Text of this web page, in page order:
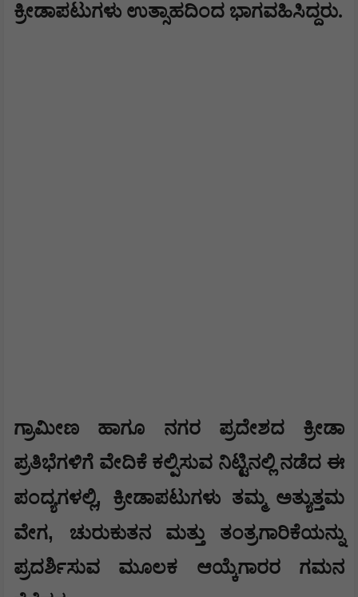
ಕ್ರೀಡಾಪಟುಗಳು ಉತ್ಸಾಹದಿಂದ ಭಾಗವಹಿಸಿದ್ದರು.
​ಗ್ರಾಮೀಣ ಹಾಗೂ ನಗರ ಪ್ರದೇಶದ ಕ್ರೀಡಾ
ಪ್ರತಿಭೆಗಳಿಗೆ ವೇದಿಕೆ ಕಲ್ಪಿಸುವ ನಿಟ್ಟಿನಲ್ಲಿ ನಡೆದ ಈ
ಪಂದ್ಯಗಳಲ್ಲಿ, ಕ್ರೀಡಾಪಟುಗಳು ತಮ್ಮ ಅತ್ಯುತ್ತಮ
ವೇಗ, ಚುರುಕುತನ ಮತ್ತು ತಂತ್ರಗಾರಿಕೆಯನ್ನು
ಪ್ರದರ್ಶಿಸುವ ಮೂಲಕ ಆಯ್ಕೆಗಾರರ ಗಮನ